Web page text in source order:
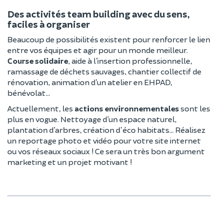
Des activités team building avec du sens,
faciles à organiser
Beaucoup de possibilités existent pour renforcer le lien
entre vos équipes et agir pour un monde meilleur.
Course solidaire , aide à l’insertion professionnelle,
ramassage de déchets sauvages, chantier collectif de
rénovation, animation d’un atelier en EHPAD,
bénévolat...
Actuellement, les actions environnementalessont les
plus en vogue. Nettoyage d’un espace naturel,
plantation d’arbres, création d'éco habitats... Réalisez
un reportage photo et vidéo pour votre site internet
ou vos réseaux sociaux ! Ce sera un très bon argument
marketing et un projet motivant !